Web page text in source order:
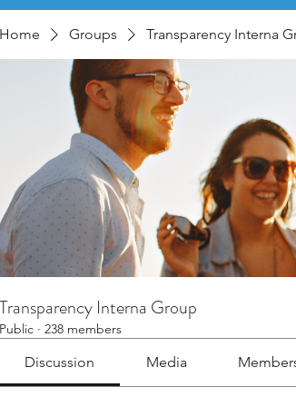
Home Groups Transparency Interna
Transparency Interna Group
Public · 238 members
Discussion Media